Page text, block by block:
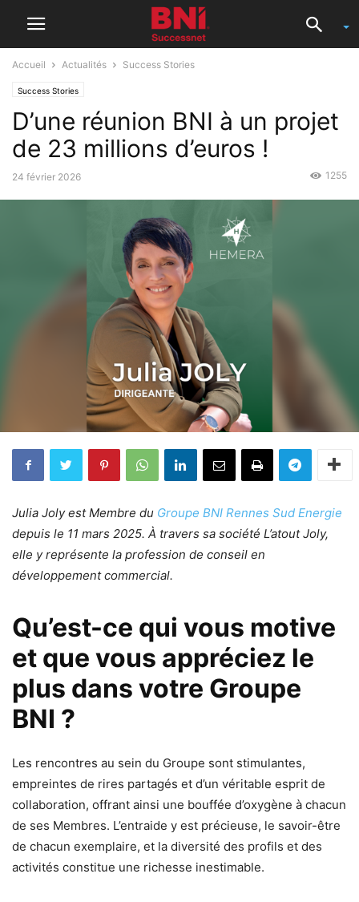
Accueil Actualités Success Stories
Success Stories
D’une réunion BNI à un projet
de 23 millions d’euros !
24 février 2026 1255
Julia Joly est Membre du Groupe BNI Rennes Sud Energie
depuis le 11 mars 2025. À travers sa société L’atout Joly,
elle y représente la profession de conseil en
développement commercial.
Qu’est-ce qui vous motive
et que vous appréciez le
plus dans votre Groupe
BNI ?
Les rencontres au sein du Groupe sont stimulantes,
empreintes de rires partagés et d’un véritable esprit de
collaboration, offrant ainsi une bouffée d’oxygène à chacun
de ses Membres. L’entraide y est précieuse, le savoir-être
de chacun exemplaire, et la diversité des profils et des
activités constitue une richesse inestimable.